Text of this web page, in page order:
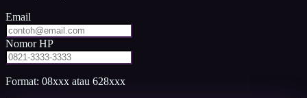
Email
Nomor HP
Format: 08xxx atau 628xxx